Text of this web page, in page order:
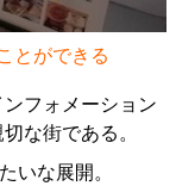
とができる
フォメーション
な街である。